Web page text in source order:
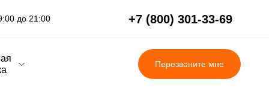
до 21:00 +7 (800) 301-33-69
Перезвоните мне